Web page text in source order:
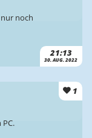
21:13
30. AUG. 2022
noch
1